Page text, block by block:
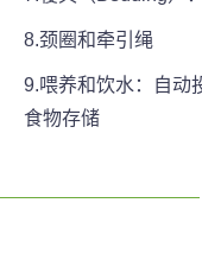
8.颈圈和牵引绳
9.喂养和饮水：自动
食物存储